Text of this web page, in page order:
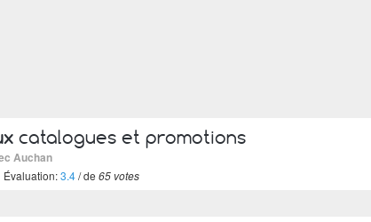
catalogues et promotions
Auchan
Évaluation:3.4/ de 65 votes